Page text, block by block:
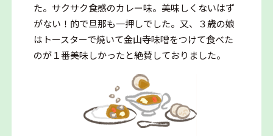
た。サクサク食感のカレー味。美味しくないはず
がない！的で旦那も一押しでした。又、３歳の娘
はトースターで焼いて金山寺味噌をつけて食べた
のが１番美味しかったと絶賛しておりました。